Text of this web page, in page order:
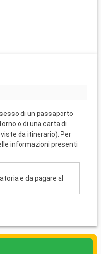
di un passaporto
o di una carta di
da itinerario). Per
informazioni presenti
e da pagare al